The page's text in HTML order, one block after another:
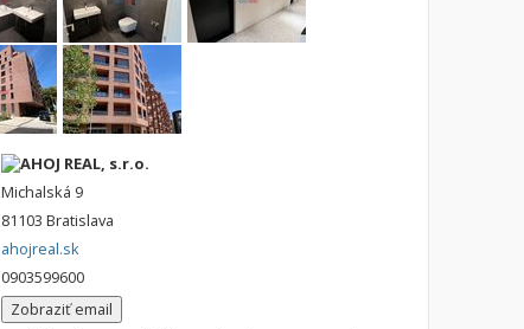
AHOJ REAL, s.r.o.
Michalská 9
81103 Bratislava
ahojreal.sk
0903599600
Zobraziť email